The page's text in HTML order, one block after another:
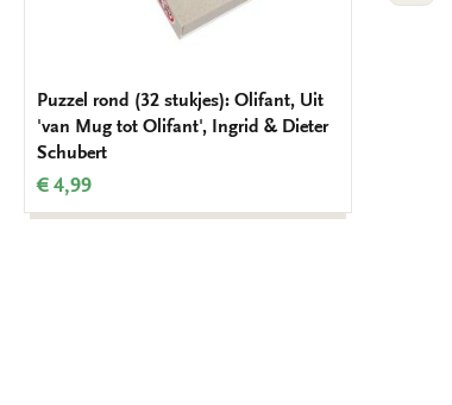
Puzzel rond (32 stukjes): Olifant, Uit
'van Mug tot Olifant', Ingrid & Dieter
Schubert
€ 4,99